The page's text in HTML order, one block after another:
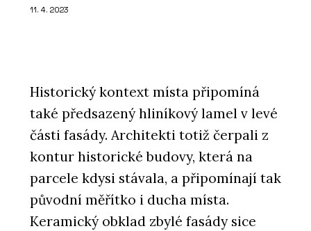
11. 4. 2023
Historický kontext místa připomíná
také předsazený hliníkový lamel v levé
části fasády. Architekti totiž čerpali z
kontur historické budovy, která na
parcele kdysi stávala, a připomínají tak
původní měřítko i ducha místa.
Keramický obklad zbylé fasády sice